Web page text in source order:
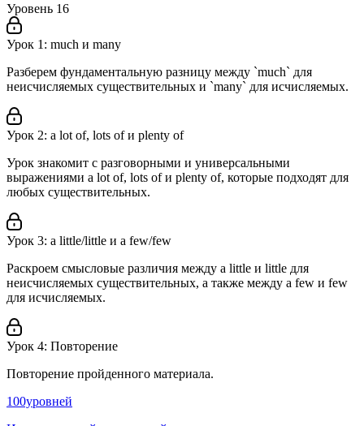
Уровень 16
Урок 1: much и many
Разберем фундаментальную разницу между `much` для
неисчисляемых существительных и `many` для исчисляемых.
Урок 2: a lot of, lots of и plenty of
Урок знакомит с разговорными и универсальными
выражениями a lot of, lots of и plenty of, которые подходят для
любых существительных.
Урок 3: a little/little и a few/few
Раскроем смысловые различия между a little и little для
неисчисляемых существительных, а также между a few и few
для исчисляемых.
Урок 4: Повторение
Повторение пройденного материала.
100уровней